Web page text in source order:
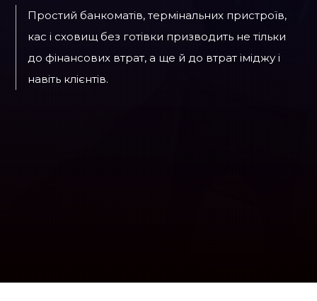
Простий банкоматів, термінальних пристроїв,
кас і сховищ без готівки призводить не тільки
до фінансових втрат, а ще й до втрат іміджу і
навіть клієнтів.